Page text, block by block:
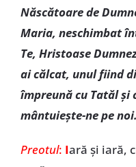
Născătoare de
Maria, neschimbat
Te, Hristoase
ai călcat, unul fiind
împreună cu Tatăl şi
mântuieşte-ne pe noi.
Preotul: Iară şi iară,